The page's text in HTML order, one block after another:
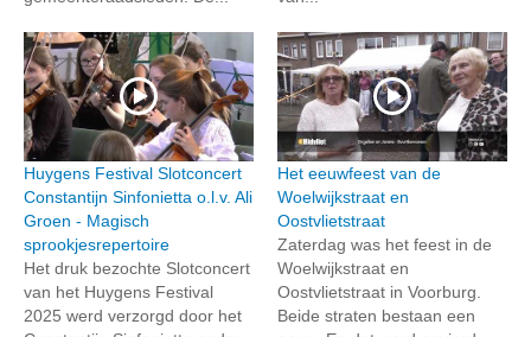
Huygens Festival Slotconcert
Constantijn Sinfonietta o.l.v. Ali
Groen - Magisch
sprookjesrepertoire
Het druk bezochte Slotconcert
van het Huygens Festival
2025 werd verzorgd door het
Het eeuwfeest van de
Woelwijkstraat en
Oostvlietstraat
Zaterdag was het feest in de
Woelwijkstraat en
Oostvlietstraat in Voorburg.
Beide straten bestaan een